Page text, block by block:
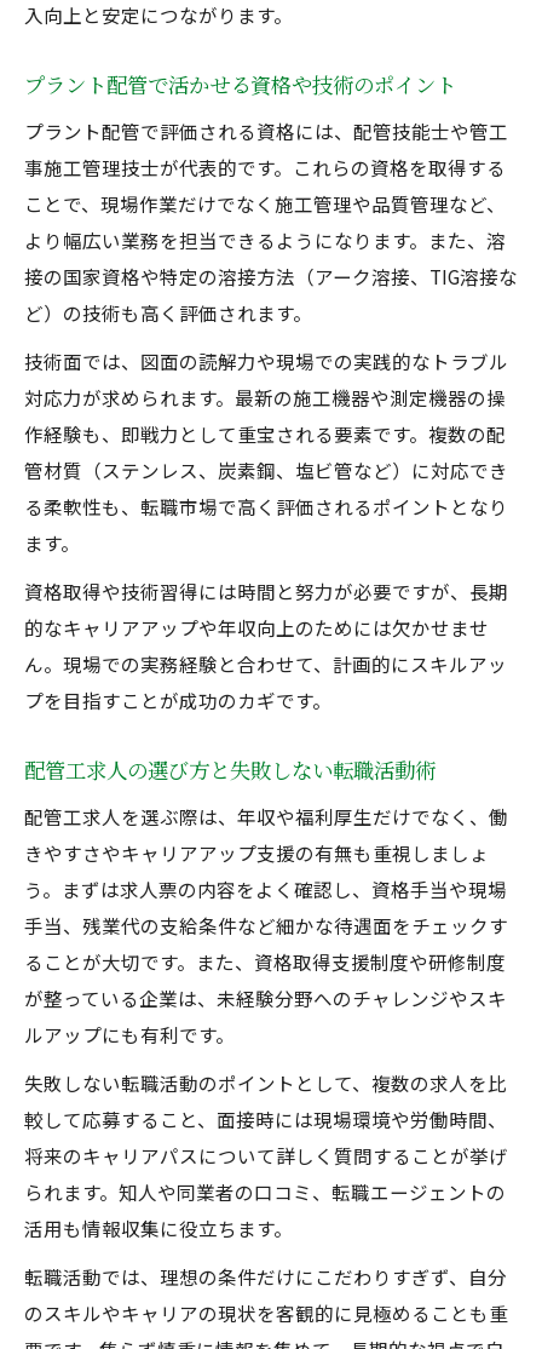
配管工で年収を上げるための転職タイミン
グ
入向上と安定につながります。
プラント配管で活かせる資格や技術のポイント
プラント配管で評価される資格には、配管技能士や管工
事施工管理技士が代表的です。これらの資格を取得する
ことで、現場作業だけでなく施工管理や品質管理など、
より幅広い業務を担当できるようになります。また、溶
接の国家資格や特定の溶接方法（アーク溶接、TIG溶接な
ど）の技術も高く評価されます。
技術面では、図面の読解力や現場での実践的なトラブル
対応力が求められます。最新の施工機器や測定機器の操
作経験も、即戦力として重宝される要素です。複数の配
管材質（ステンレス、炭素鋼、塩ビ管など）に対応でき
る柔軟性も、転職市場で高く評価されるポイントとなり
ます。
資格取得や技術習得には時間と努力が必要ですが、長期
的なキャリアアップや年収向上のためには欠かせませ
ん。現場での実務経験と合わせて、計画的にスキルアッ
プを目指すことが成功のカギです。
配管工求人の選び方と失敗しない転職活動術
配管工求人を選ぶ際は、年収や福利厚生だけでなく、働
きやすさやキャリアアップ支援の有無も重視しましょ
う。まずは求人票の内容をよく確認し、資格手当や現場
手当、残業代の支給条件など細かな待遇面をチェックす
ることが大切です。また、資格取得支援制度や研修制度
が整っている企業は、未経験分野へのチャレンジやスキ
ルアップにも有利です。
失敗しない転職活動のポイントとして、複数の求人を比
較して応募すること、面接時には現場環境や労働時間、
将来のキャリアパスについて詳しく質問することが挙げ
られます。知人や同業者の口コミ、転職エージェントの
活用も情報収集に役立ちます。
転職活動では、理想の条件だけにこだわりすぎず、自分
のスキルやキャリアの現状を客観的に見極めることも重